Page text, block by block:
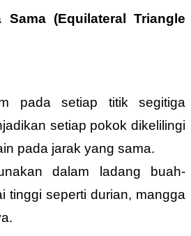
(Equilateral Triangle
pada setiap titik segitiga
setiap pokok dikelilingi
pada jarak yang sama.
dalam ladang buah-
tinggi seperti durian, mangga